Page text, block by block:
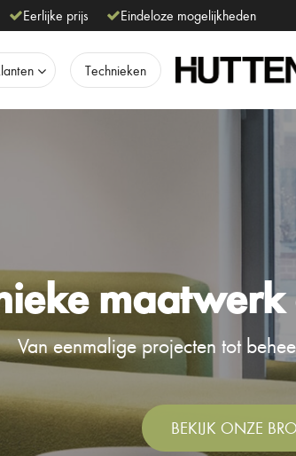
Eerlijke prijs Eindeloze mogelijkheden
Technieken
maatwerk
Van eenmalige projecten tot
BEKIJK ONZE